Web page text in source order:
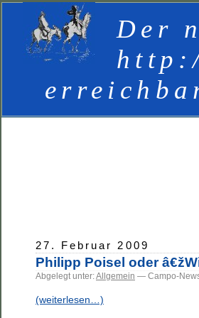
Der
27. Februar 2009
Philipp Poisel oder
Abgelegt unter:Allgemein — Campo-
(weiterlesen…)